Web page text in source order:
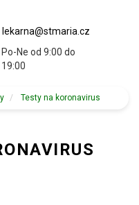
lekarna@stmaria.cz
Po-Ne od 9:00 do
19:00
Testy na koronavirus